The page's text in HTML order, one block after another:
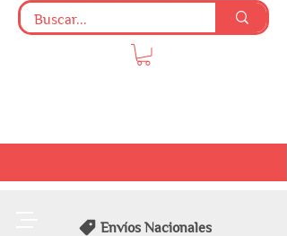
Envíos Nacionales